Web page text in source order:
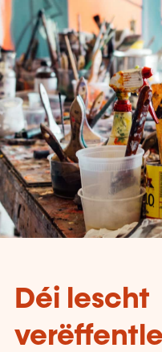
Déi lescht